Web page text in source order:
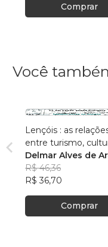
Comprar
Você
Lençóis : as
entre turismo,
ambiente
Delmar Alves de
R$ 46,36
R$ 36,70
Comprar